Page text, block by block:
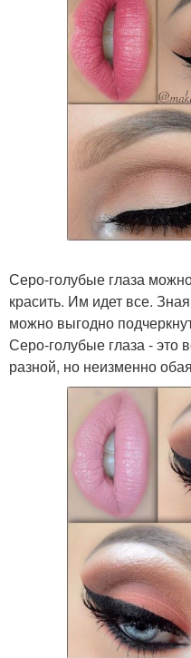
Серо-голубые глаза
красить. Им идет все.
можно выгодно
Серо-голубые глаза - это
разной, но неизменно